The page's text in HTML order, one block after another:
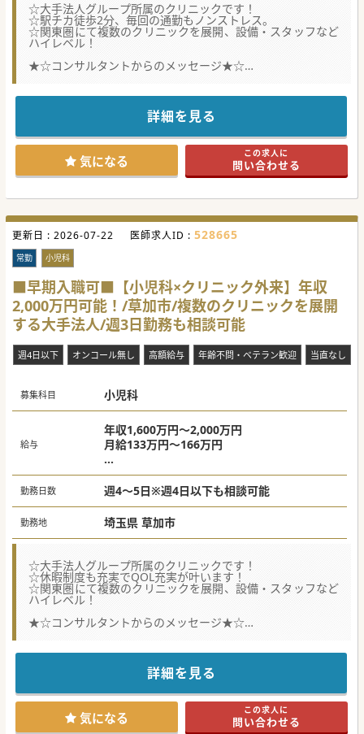
☆大手法人グループ所属のクリニックです！
☆駅チカ徒歩2分、毎回の通勤もノンストレス。
☆関東圏にて複数のクリニックを展開、設備・スタッフなど
ハイレベル！
★☆コンサルタントからのメッセージ★☆
大手法人グループにて、法人がフルバックアップ、スタッフ
ドクターは診療に専念ができる環境です。
駅からも近く、通勤がし易い立地なのも魅力です♪
勤務曜日や時間も調整が可能ですので、私生活に合わせたメ
リハリのある勤務が可能です。
まずはお気軽にお問合せください。
#秋入職可
詳細を見る
気になる この求人に
問い合わせる
更新日 : 2026-07-22 医師求人ID : 528665
常勤 小児科
■早期入職可■【小児科×クリニック外来】年収
2,000万円可能！/草加市/複数のクリニックを展開
する大手法人/週3日勤務も相談可能
週4日以下 オンコール無し 高額給与 年齢不問・ベテラン歓迎 当直なし
募集科目 小児科
給与
年収1,600万円～2,000万円
月給133万円～166万円
※上記は週4日～5日の給与目安です。
※週3日の場合は年収1,000万円～相談可
※専門医・スキル・人柄により面接の上決定
いたします。
勤務日数 週4～5日※週4日以下も相談可能
勤務地 埼玉県 草加市
☆大手法人グループ所属のクリニックです！
☆休暇制度も充実でQOL充実が叶います！
☆関東圏にて複数のクリニックを展開、設備・スタッフなど
ハイレベル！
★☆コンサルタントからのメッセージ★☆
小児科分野の大手法人グループより勤務医の募集の御預かり
法人がフルバックアップ、スタッフの教育も整っていますの
で、ドクターは診療に専念ができる環境です。
勤務曜日や時間も調整が可能ですので、私生活に合わせたメ
リハリのある勤務が可能です。
まずはお気軽にお問合せください。
#秋入職可
詳細を見る
気になる この求人に
問い合わせる